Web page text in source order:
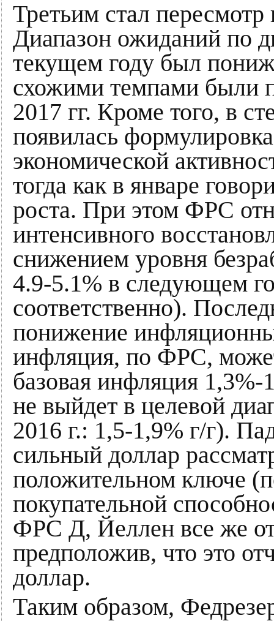
Третьим стал
Диапазон ожиданий
текущем году был
схожими темпами были
2017 гг. Кроме того, в
появилась
экономической
тогда как в январе
роста. При этом ФРС
интенсивного
снижением уровня
4.9-5.1% в следующем
соответственно).
понижение
инфляция, по ФРС,
базовая инфляция 1,3%-
не выйдет в целевой
2016 г.: 1,5-1,9% г/г).
сильный доллар
положительном ключе
покупательной
ФРС Д, Йеллен все же
предположив, что это
доллар.
Таким образом,